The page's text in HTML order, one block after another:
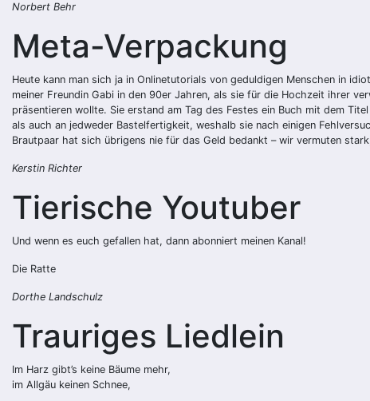
Norbert Behr
Meta-Verpackung
Heute kann man sich ja in Onlinetutorials von geduldigen Menschen in
meiner Freundin Gabi in den 90er Jahren, als sie für die Hochzeit ihrer
präsentieren wollte. Sie erstand am Tag des Festes ein Buch mit dem
als auch an jedweder Bastelfertigkeit, weshalb sie nach einigen
Brautpaar hat sich übrigens nie für das Geld bedankt – wir vermuten
Kerstin Richter
Tierische Youtuber
Und wenn es euch gefallen hat, dann abonniert meinen Kanal!
Die Ratte
Dorthe Landschulz
Trauriges Liedlein
Im Harz gibt’s keine Bäume mehr,
im Allgäu keinen Schnee,